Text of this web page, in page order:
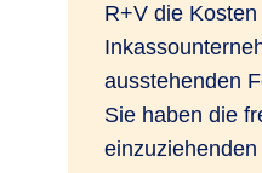
R+V die
ausstehenden
Sie haben die